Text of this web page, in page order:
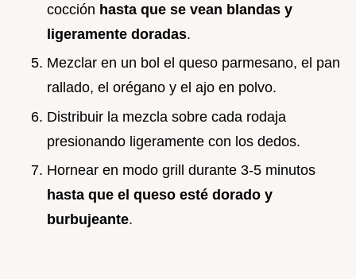
cocción hasta que se vean blandas y
ligeramente doradas.
Mezclar en un bol el queso parmesano, el pan
rallado, el orégano y el ajo en polvo.
Distribuir la mezcla sobre cada rodaja
presionando ligeramente con los dedos.
Hornear en modo grill durante 3-5 minutos
hasta que el queso esté dorado y
burbujeante.